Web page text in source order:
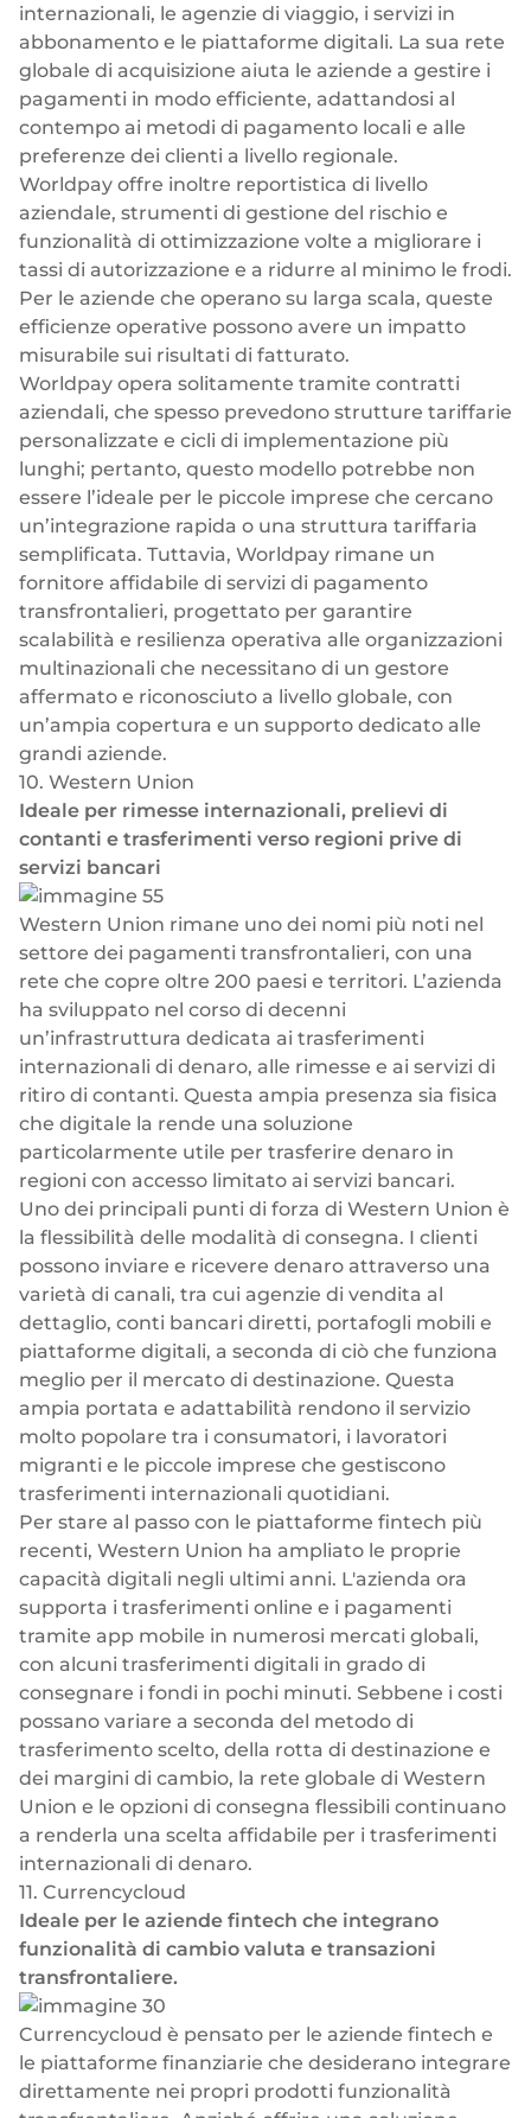
internazionali, le agenzie di viaggio, i servizi in
abbonamento e le piattaforme digitali. La sua rete
globale di acquisizione aiuta le aziende a gestire i
pagamenti in modo efficiente, adattandosi al
contempo ai metodi di pagamento locali e alle
preferenze dei clienti a livello regionale.
Worldpay offre inoltre reportistica di livello
aziendale, strumenti di gestione del rischio e
funzionalità di ottimizzazione volte a migliorare i
tassi di autorizzazione e a ridurre al minimo le frodi.
Per le aziende che operano su larga scala, queste
efficienze operative possono avere un impatto
misurabile sui risultati di fatturato.
Worldpay opera solitamente tramite contratti
aziendali, che spesso prevedono strutture tariffarie
personalizzate e cicli di implementazione più
lunghi; pertanto, questo modello potrebbe non
essere l’ideale per le piccole imprese che cercano
un’integrazione rapida o una struttura tariffaria
semplificata. Tuttavia, Worldpay rimane un
fornitore affidabile di servizi di pagamento
transfrontalieri, progettato per garantire
scalabilità e resilienza operativa alle organizzazioni
multinazionali che necessitano di un gestore
affermato e riconosciuto a livello globale, con
un’ampia copertura e un supporto dedicato alle
grandi aziende.
10. Western Union
Ideale per rimesse internazionali, prelievi di
contanti e trasferimenti verso regioni prive di
servizi bancari
Western Union rimane uno dei nomi più noti nel
settore dei pagamenti transfrontalieri, con una
rete che copre oltre 200 paesi e territori. L’azienda
ha sviluppato nel corso di decenni
un’infrastruttura dedicata ai trasferimenti
internazionali di denaro, alle rimesse e ai servizi di
ritiro di contanti. Questa ampia presenza sia fisica
che digitale la rende una soluzione
particolarmente utile per trasferire denaro in
regioni con accesso limitato ai servizi bancari.
Uno dei principali punti di forza di Western Union è
la flessibilità delle modalità di consegna. I clienti
possono inviare e ricevere denaro attraverso una
varietà di canali, tra cui agenzie di vendita al
dettaglio, conti bancari diretti, portafogli mobili e
piattaforme digitali, a seconda di ciò che funziona
meglio per il mercato di destinazione. Questa
ampia portata e adattabilità rendono il servizio
molto popolare tra i consumatori, i lavoratori
migranti e le piccole imprese che gestiscono
trasferimenti internazionali quotidiani.
Per stare al passo con le piattaforme fintech più
recenti, Western Union ha ampliato le proprie
capacità digitali negli ultimi anni. L'azienda ora
supporta i trasferimenti online e i pagamenti
tramite app mobile in numerosi mercati globali,
con alcuni trasferimenti digitali in grado di
consegnare i fondi in pochi minuti. Sebbene i costi
possano variare a seconda del metodo di
trasferimento scelto, della rotta di destinazione e
dei margini di cambio, la rete globale di Western
Union e le opzioni di consegna flessibili continuano
a renderla una scelta affidabile per i trasferimenti
internazionali di denaro.
11. Currencycloud
Ideale per le aziende fintech che integrano
funzionalità di cambio valuta e transazioni
transfrontaliere.
Currencycloud è pensato per le aziende fintech e
le piattaforme finanziarie che desiderano integrare
direttamente nei propri prodotti funzionalità